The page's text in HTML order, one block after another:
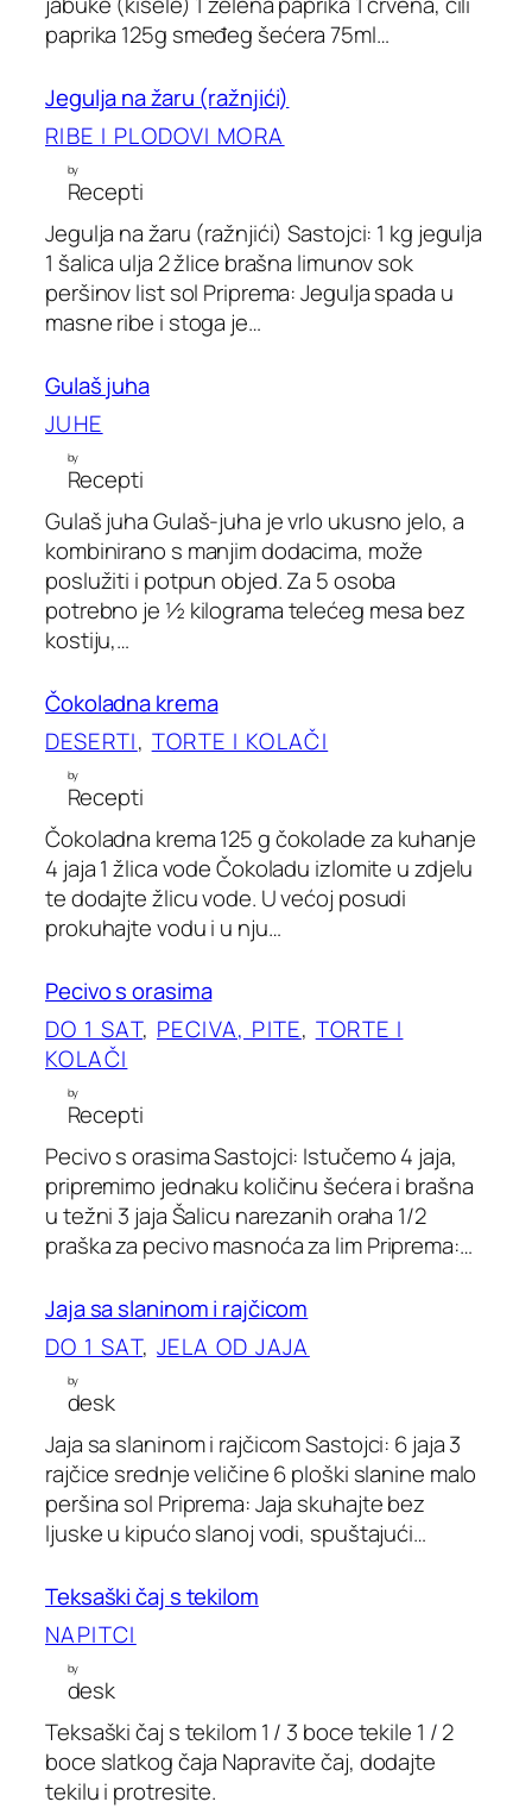
paprika 125g smeđeg šećera 75ml…
Jegulja na žaru (ražnjići)
RIBE I PLODOVI MORA
by
Recepti
Jegulja na žaru (ražnjići) Sastojci: 1 kg jegulja
1 šalica ulja 2 žlice brašna limunov sok
peršinov list sol Priprema: Jegulja spada u
masne ribe i stoga je…
Gulaš juha
JUHE
by
Recepti
Gulaš juha Gulaš-juha je vrlo ukusno jelo, a
kombinirano s manjim dodacima, može
poslužiti i potpun objed. Za 5 osoba
potrebno je ½ kilograma telećeg mesa bez
kostiju,…
Čokoladna krema
DESERTI, TORTE I KOLAČI
by
Recepti
Čokoladna krema 125 g čokolade za kuhanje
4 jaja 1 žlica vode Čokoladu izlomite u zdjelu
te dodajte žlicu vode. U većoj posudi
prokuhajte vodu i u nju…
Pecivo s orasima
DO 1 SAT, PECIVA, PITE, TORTE I
KOLAČI
by
Recepti
Pecivo s orasima Sastojci: Istučemo 4 jaja,
pripremimo jednaku količinu šećera i brašna
u težni 3 jaja Šalicu narezanih oraha 1/2
praška za pecivo masnoća za lim Priprema:…
Jaja sa slaninom i rajčicom
DO 1 SAT, JELA OD JAJA
by
desk
Jaja sa slaninom i rajčicom Sastojci: 6 jaja 3
rajčice srednje veličine 6 ploški slanine malo
peršina sol Priprema: Jaja skuhajte bez
ljuske u kipućo slanoj vodi, spuštajući…
Teksaški čaj s tekilom
NAPITCI
by
desk
Teksaški čaj s tekilom 1 / 3 boce tekile 1 / 2
boce slatkog čaja Napravite čaj, dodajte
tekilu i protresite.